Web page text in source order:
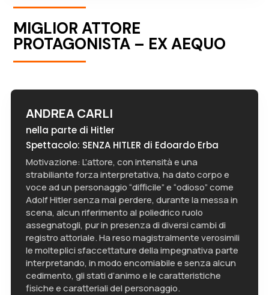
MIGLIOR ATTORE
PROTAGONISTA – EX AEQUO
ANDREA CARLI
nella parte di Hitler
Spettacolo: SENZA HITLER di Edoardo Erba
Motivazione: L’attore, con intensità e una
strabiliante forza interpretativa, ha dato corpo e
voce ad un personaggio “difficile” e “odioso” come
Adolf Hitler senza mai perdere, durante la messa in
scena, alcun riferimento al poliedrico ruolo
assegnatogli, pur in presenza di diversi cambi di
registro attoriale. Ha reso magistralmente verosimili
le molteplici sfaccettature della impegnativa parte
interpretando, in modo encomiabile e senza alcun
cedimento, gli stati d’animo e le caratteristiche
fisiche e caratteriali del personaggio.